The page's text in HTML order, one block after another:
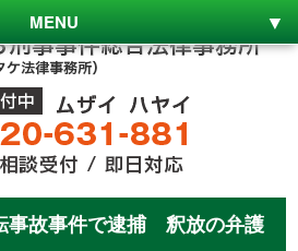
MENU
事故事件で逮捕 釈放の弁護